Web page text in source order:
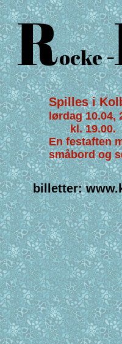
Rocke-
Spilles i
lørdag 10.04,
kl. 19.00.
En festaften
småbord og
billetter: